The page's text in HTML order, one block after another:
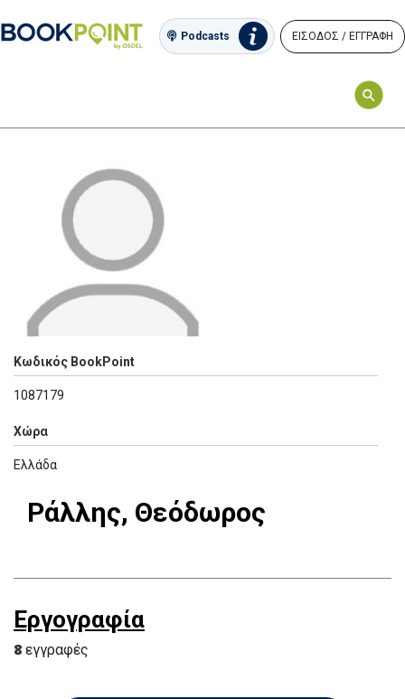
Podcasts ΕΙΣΟΔΟΣ / ΕΓΓΡΑΦΗ
Κωδικός BookPoint
1087179
Χώρα
Ελλάδα
Ράλλης, Θεόδωρος
Εργογραφία
8 εγγραφές